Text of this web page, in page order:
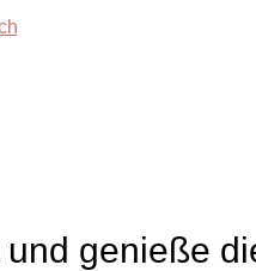
genieße